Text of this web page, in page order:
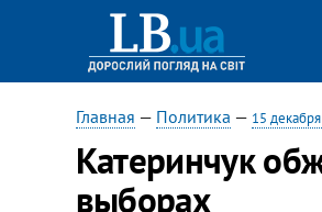
Главная — Политика — 15
Катеринчук
выборах